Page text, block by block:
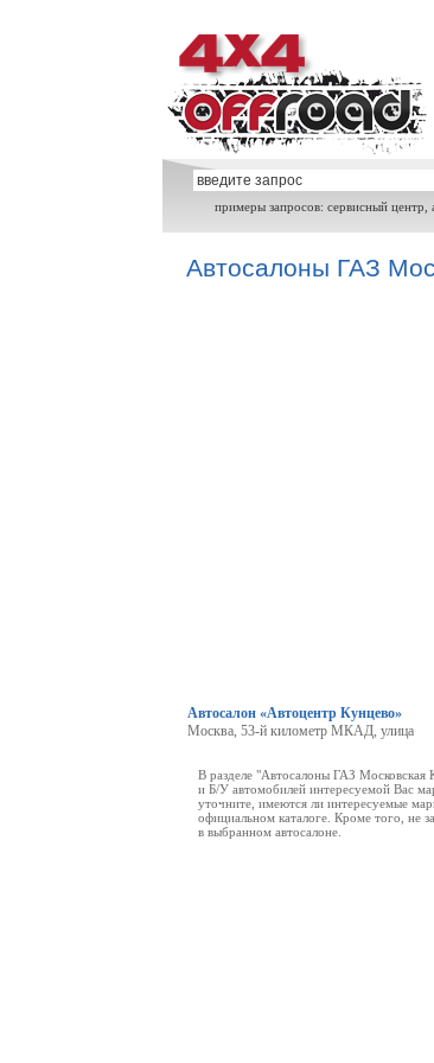
примеры запросов: сервисный центр,
Автосалоны ГАЗ
Автосалон «Автоцентр Кунцево»
Москва, 53-й километр МКАД, улица
В разделе "Автосалоны ГАЗ Московская
и Б/У автомобилей интересуемой Вас
уточните, имеются ли интересуемые
официальном каталоге. Кроме того, не
в выбранном автосалоне.